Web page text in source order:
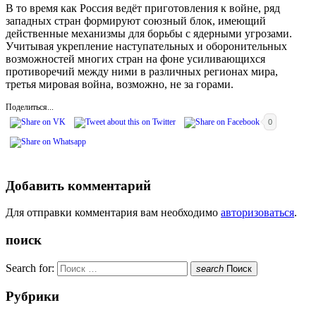
В то время как Россия ведёт приготовления к войне, ряд
западных стран формируют союзный блок, имеющий
действенные механизмы для борьбы с ядерными угрозами.
Учитывая укрепление наступательных и оборонительных
возможностей многих стран на фоне усиливающихся
противоречий между ними в различных регионах мира,
третья мировая война, возможно, не за горами.
Поделиться...
0
Добавить комментарий
Для отправки комментария вам необходимо авторизоваться.
поиск
Search for: search Поиск
Рубрики